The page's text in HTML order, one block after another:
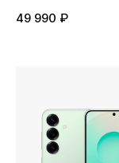
49 990 ₽